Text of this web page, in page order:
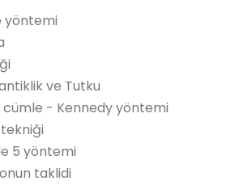
yöntemi
ve Tutku
cümle - Kennedy yöntemi
5 yöntemi
taklidi